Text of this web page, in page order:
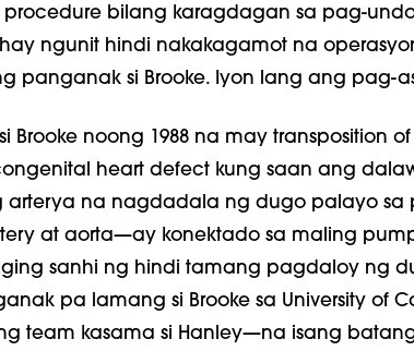
procedure bilang karagdagan sa pag-
ngunit hindi nakakagamot na
panganak si Brooke. Iyon lang ang pag-
Brooke noong 1988 na may transposition
heart defect kung saan ang
arterya na nagdadala ng dugo palayo sa
at aorta—ay konektado sa maling
sanhi ng hindi tamang pagdaloy ng
pa lamang si Brooke sa University of
team kasama si Hanley—na isang